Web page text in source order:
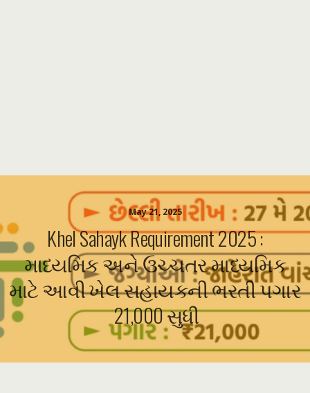
May 21, 2025
Khel Sahayk Requirement 2025 :
માધ્યમિક અને ઉચ્ચતર માધ્યમિક
માટે આવી ખેલ સહાયકની ભરતી પગાર
₹ 21,000 સુધી